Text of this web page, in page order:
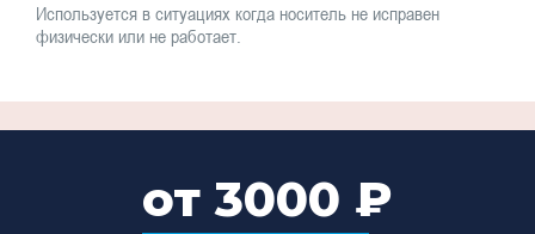
Используется в ситуациях когда носитель не исправен
физически или не работает.
от 3000